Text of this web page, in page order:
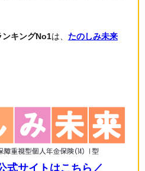
ンキングNo1は、 たのしみ未来
式サイトはこちら／